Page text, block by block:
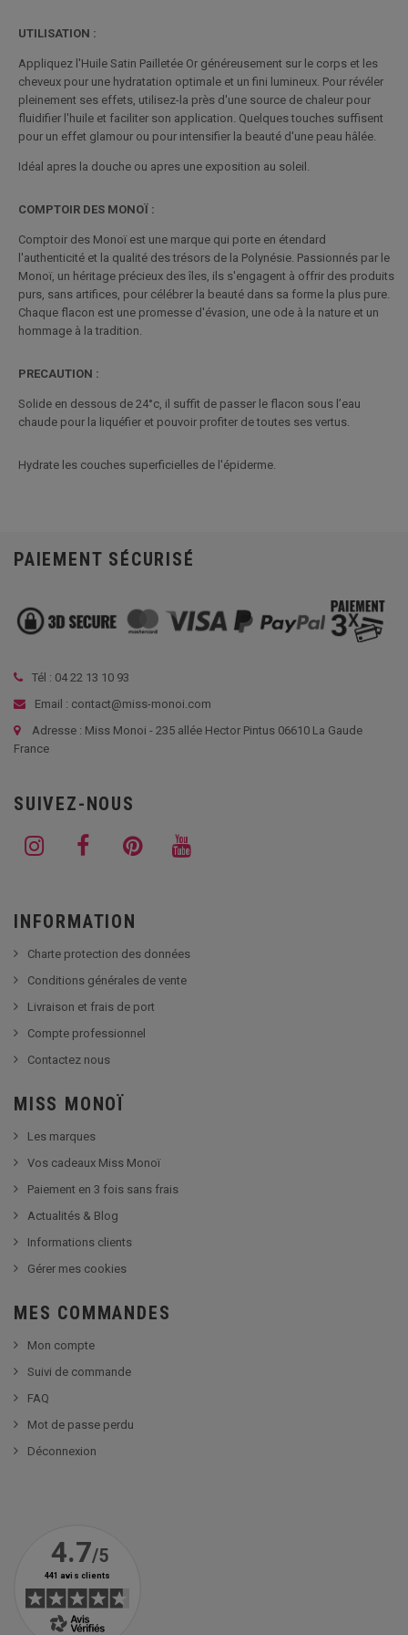
UTILISATION :
Appliquez l'Huile Satin Pailletée Or généreusement sur le corps et les
cheveux pour une hydratation optimale et un fini lumineux. Pour révéler
pleinement ses effets, utilisez-la près d'une source de chaleur pour
fluidifier l'huile et faciliter son application. Quelques touches suffisent
pour un effet glamour ou pour intensifier la beauté d'une peau hâlée.
Idéal apres la douche ou apres une exposition au soleil.
COMPTOIR DES MONOÏ :
Comptoir des Monoï est une marque qui porte en étendard
l'authenticité et la qualité des trésors de la Polynésie. Passionnés par le
Monoï, un héritage précieux des îles, ils s'engagent à offrir des produits
purs, sans artifices, pour célébrer la beauté dans sa forme la plus pure.
Chaque flacon est une promesse d'évasion, une ode à la nature et un
hommage à la tradition.
PRECAUTION :
Solide en dessous de 24°c, il suffit de passer le flacon sous l’eau
chaude pour la liquéfier et pouvoir profiter de toutes ses vertus.
Hydrate les couches superficielles de l'épiderme.
PAIEMENT SÉCURISÉ
Tél : 04 22 13 10 93
Email : contact@miss-monoi.com
Adresse : Miss Monoi - 235 allée Hector Pintus 06610 La Gaude
France
SUIVEZ-NOUS
INFORMATION
Charte protection des données
Conditions générales de vente
Livraison et frais de port
Compte professionnel
Contactez nous
MISS MONOÏ
Les marques
Vos cadeaux Miss Monoï
Paiement en 3 fois sans frais
Actualités & Blog
Informations clients
Gérer mes cookies
MES COMMANDES
Mon compte
Suivi de commande
FAQ
Mot de passe perdu
Déconnexion